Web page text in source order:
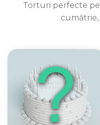
Torturi perfecte
cumătrie,